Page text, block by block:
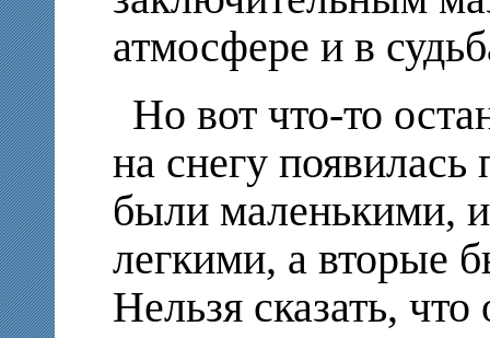
атмосфере и в
Но вот что-то
на снегу
были маленькими,
легкими, а вторые
Нельзя сказать,